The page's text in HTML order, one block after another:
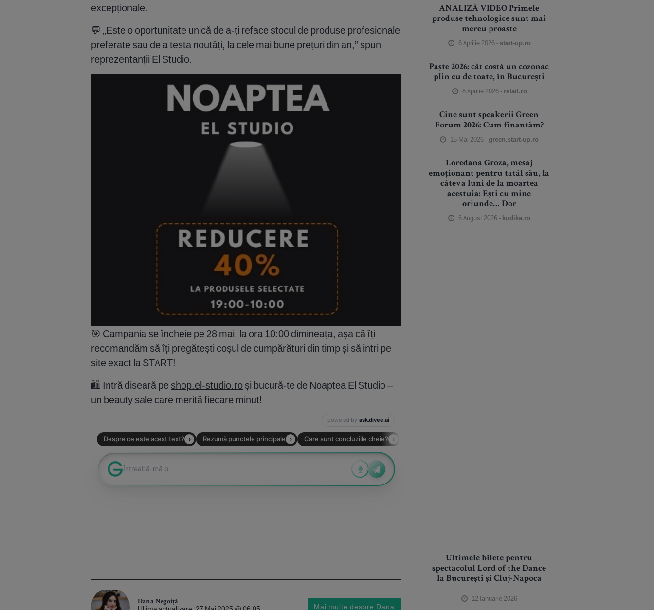
excepționale.
💬 „Este o oportunitate unică de a-ți reface stocul de produse profesionale
preferate sau de a testa noutăți, la cele mai bune prețuri din an,” spun
reprezentanții El Studio.
🎯 Campania se încheie pe 28 mai, la ora 10:00 dimineața, așa că îți
recomandăm să îți pregătești coșul de cumpărături din timp și să intri pe
site exact la START!
🛍️ Intră diseară pe shop.el-studio.ro și bucură-te de Noaptea El Studio –
un beauty sale care merită fiecare minut!
Dana Negoiță
Mai multe despre Dana
ANALIZĂ VIDEO Primele
produse tehnologice sunt mai
mereu proaste
6 Aprilie 2026 - start-up.ro
Paște 2026: cât costă un cozonac
plin cu de toate, în București
8 Aprilie 2026 - retail.ro
Cine sunt speakerii Green
Forum 2026: Cum finanțăm?
15 Mai 2026 - green.start-up.ro
Loredana Groza, mesaj
emoționant pentru tatăl său, la
câteva luni de la moartea
acestuia: Ești cu mine
oriunde… Dor
6 August 2026 - kudika.ro
Ultimele bilete pentru
spectacolul Lord of the Dance
la București și Cluj-Napoca
12 Ianuarie 2026